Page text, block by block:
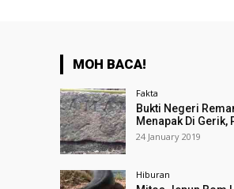
MOH BACA!
Fakta
Bukti Negeri
Menapak Di Gerik,
24 January 2019
Hiburan